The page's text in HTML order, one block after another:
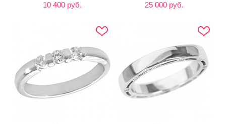
10 400 руб. 25 000 руб.